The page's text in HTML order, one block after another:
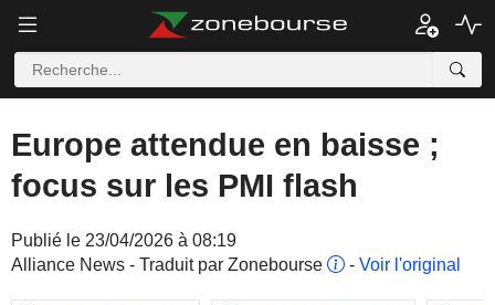
Europe attendue en baisse ;
focus sur les PMI flash
Publié le 23/04/2026 à 08:19
Alliance News - Traduit par Zonebourse
- Voir l'original